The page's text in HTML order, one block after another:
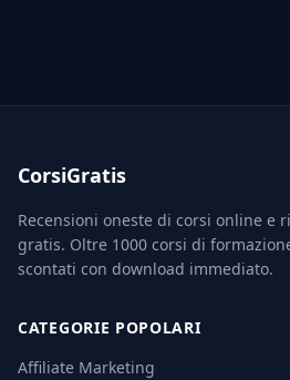
CorsiGratis
Recensioni oneste di corsi online e
gratis. Oltre 1000 corsi di
scontati con download immediato.
CATEGORIE POPOLARI
Affiliate Marketing